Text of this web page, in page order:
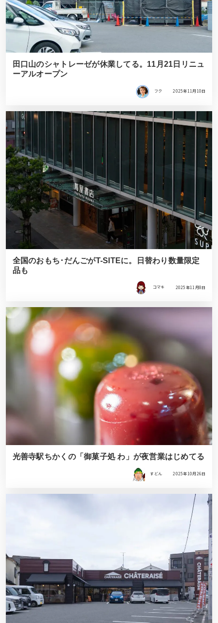
田口山のシャトレーゼが休業してる。11月21日リニュ
ーアルオープン
フク 2025年11月10日
全国のおもち･だんごがT-SITEに。日替わり数量限定
品も
コマキ 2025年11月8日
光善寺駅ちかくの「御菓子処 わ」が夜営業はじめてる
すどん 2025年10月26日